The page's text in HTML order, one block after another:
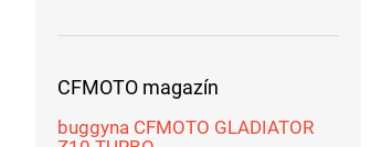
CFMOTO magazín
buggyna CFMOTO GLADIATOR